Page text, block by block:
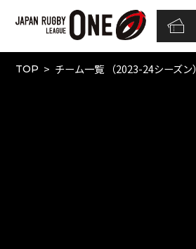
TOP チーム一覧 （2023-24シーズン）